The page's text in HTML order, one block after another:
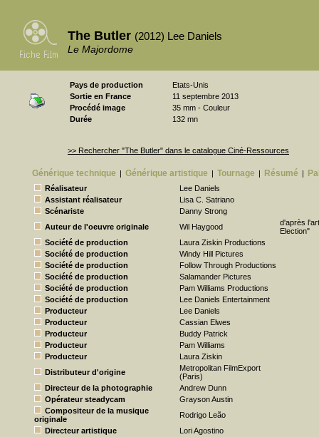
The Butler (2012) Lee Daniels
Le Majordome
Pays de production
Etats-Unis
Sortie en France
11 septembre 2013
Procédé image
35 mm - Couleur
Durée
132 mn
>> Rechercher "The Butler" dans le catalogue Ciné-Ressources
Générique technique | Générique artistique | Tournage | Résumé |
Réalisateur
Lee Daniels
Assistant réalisateur
Lisa C. Satriano
Scénariste
Danny Strong
Auteur de l'oeuvre originale
Wil Haygood
d'après
Election"
Société de production
Laura Ziskin Productions
Société de production
Windy Hill Pictures
Société de production
Follow Through Productions
Société de production
Salamander Pictures
Société de production
Pam Williams Productions
Société de production
Lee Daniels Entertainment
Producteur
Lee Daniels
Producteur
Cassian Elwes
Producteur
Buddy Patrick
Producteur
Pam Williams
Producteur
Laura Ziskin
Distributeur d'origine
Metropolitan FilmExport
(Paris)
Directeur de la photographie
Andrew Dunn
Opérateur steadycam
Grayson Austin
Compositeur de la musique
originale
Rodrigo Leão
Directeur artistique
Lori Agostino